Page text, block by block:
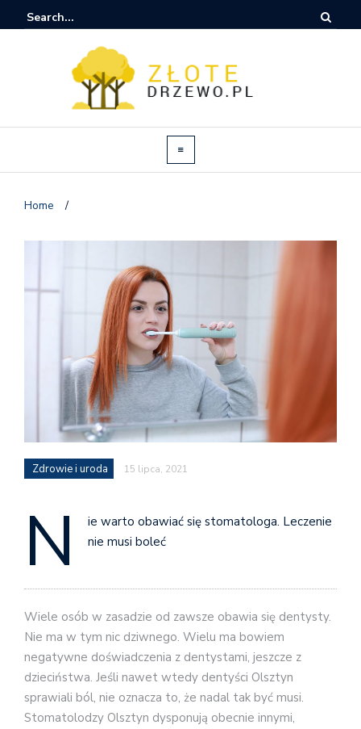
Home /
Zdrowie i uroda 15 lipca, 2021
N
ie warto obawiać się stomatologa. Leczenie
nie musi boleć
Wiele osób w zasadzie od zawsze obawia się dentysty.
Nie ma w tym nic dziwnego. Wielu ma bowiem
negatywne doświadczenia z dentystami, jeszcze z
dzieciństwa. Jeśli nawet wtedy dentyści Olsztyn
sprawiali ból, nie oznacza to, że nadal tak być musi.
Stomatolodzy Olsztyn dysponują obecnie innymi,